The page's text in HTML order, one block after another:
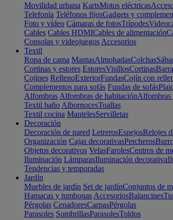
Movilidad urbana KartsMotos eléctricas
Telefonía Teléfonos fijosGadgets y
Foto y vídeo Cámaras de fotosTrípodes
Cables Cables HDMICables de alimentación
Consolas y videojuegos Accesorios
Textil
Ropa de cama MantasAlmohadasColchas
Cortinas y estores EstoresVisillosCortinas
Cojines RellenoExteriorFundasCojín con
Complementos para sofás Fundas de sofás
Alfombras Alfombras de habitaciónAlfombras
Textil baño AlbornocesToallas
Textil cocina MantelesServilletas
Decoración
Decoración de pared LetrerosEspejosRelojes
Organización Cajas decorativasPercheros
Objetos decorativos VelasFarolesCentros de
Iluminación LámparasIluminación decorativa
Tendencias y temporadas
Jardín
Muebles de jardín Set de jardínConjuntos de
Hamacas y tumbonas AccesoriosBalancines
Pérgolas CenadoresCarpasPérgolas
Parasoles SombrillasParasolesToldos